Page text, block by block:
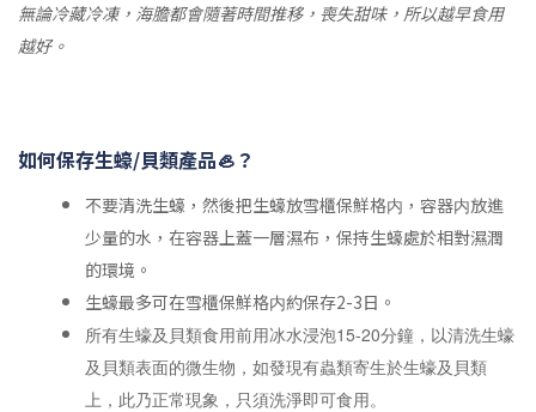
無論冷藏冷凍，海膽都會隨著時間推移，喪失甜味，所以越早食用
越好。
如何保存生蠔/貝類產品🦪？
不要清洗生蠔，然後把生蠔放雪櫃保鮮格内，容器内放進
少量的水，在容器上蓋一層濕布，保持生蠔處於相對濕潤
的環境。
生蠔最多可在雪櫃保鮮格内約保存2-3日。
所有生蠔及貝類食用前用冰水浸泡15-20分鐘，以清洗生蠔
及貝類表面的微生物，如發現有蟲類寄生於生蠔及貝類
上，此乃正常現象，只須洗淨即可食用。